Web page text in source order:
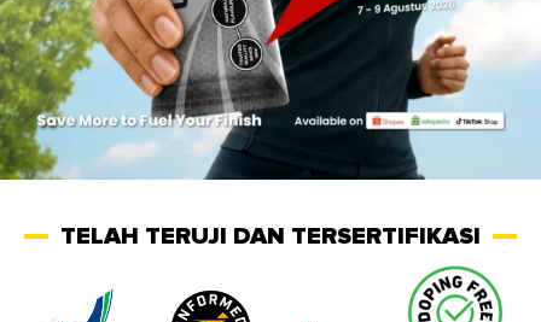
TELAH TERUJI DAN TERSERTIFIKASI